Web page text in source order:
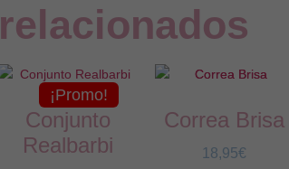
relacionados
¡Promo!
Conjunto
Realbarbi
Correa Brisa
18,95€